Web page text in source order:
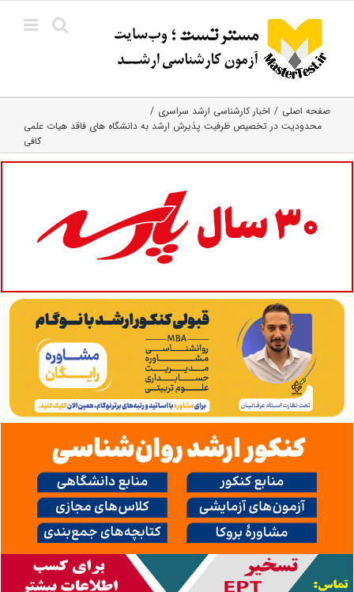
content
صفحه اصلی
اخبار کارشناسی ارشد سراسری
محدودیت در تخصیص ظرفیت پذیرش ارشد به دانشگاه های فاقد هیات علمی
کافی